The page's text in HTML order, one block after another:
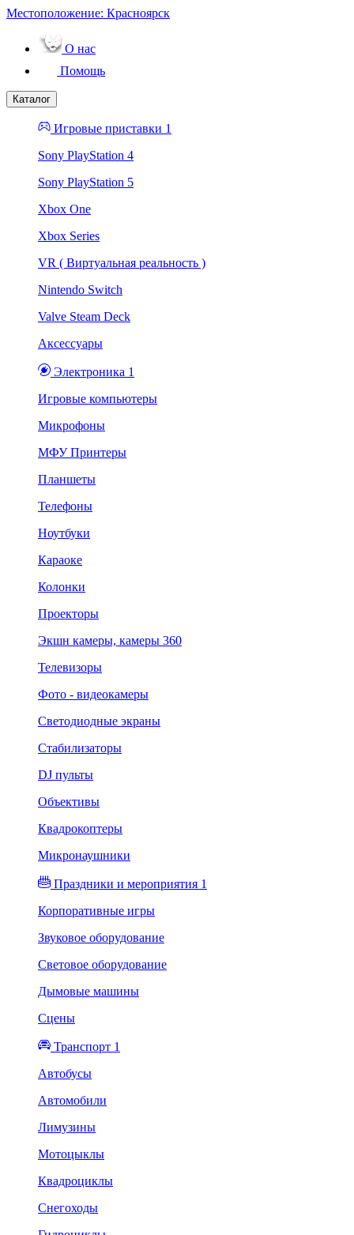
Местоположение: Красноярск
О нас
Помощь
Каталог
Игровые приставки 1
Sony PlayStation 4
Sony PlayStation 5
Xbox One
Xbox Series
VR ( Виртуальная реальность )
Nintendo Switch
Valve Steam Deck
Аксессуары
Электроника 1
Игровые компьютеры
Микрофоны
МФУ Принтеры
Планшеты
Телефоны
Ноутбуки
Караоке
Колонки
Проекторы
Экшн камеры, камеры 360
Телевизоры
Фото - видеокамеры
Светодиодные экраны
Стабилизаторы
DJ пульты
Объективы
Квадрокоптеры
Микронаушники
Праздники и мероприятия 1
Корпоративные игры
Звуковое оборудование
Световое оборудование
Дымовые машины
Сцены
Транспорт 1
Автобусы
Автомобили
Лимузины
Мотоцыклы
Квадроциклы
Снегоходы